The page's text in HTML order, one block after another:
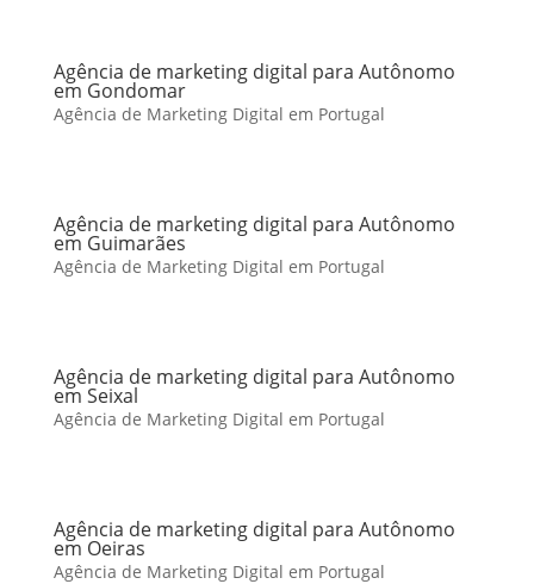
Agência de marketing digital para Autônomo
em Gondomar
Agência de Marketing Digital em Portugal
Agência de marketing digital para Autônomo
em Guimarães
Agência de Marketing Digital em Portugal
Agência de marketing digital para Autônomo
em Seixal
Agência de Marketing Digital em Portugal
Agência de marketing digital para Autônomo
em Oeiras
Agência de Marketing Digital em Portugal